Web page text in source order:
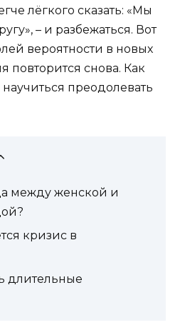
лёгкого сказать: «Мы
– и разбежаться. Вот
вероятности в новых
повторится снова. Как
преодолевать
между женской и
кризис в
длительные